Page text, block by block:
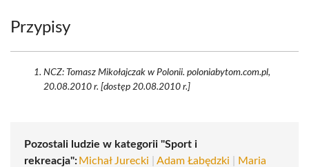
Przypisy
NCZ: Tomasz Mikołajczak w Polonii. poloniabytom.com.pl,
20.08.2010 r. [dostęp 20.08.2010 r.]
Pozostali ludzie w kategorii "Sport i
rekreacja": Michał Jurecki Adam Łabędzki
Maria